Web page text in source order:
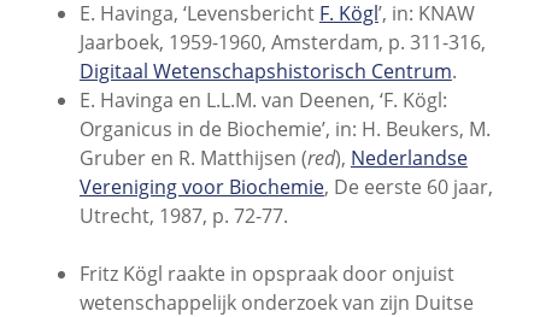
E. Havinga, ‘Levensbericht F. Kögl’, in: KNAW
Jaarboek, 1959-1960, Amsterdam, p. 311-316,
Digitaal Wetenschapshistorisch Centrum.
E. Havinga en L.L.M. van Deenen, ‘F. Kögl:
Organicus in de Biochemie’, in: H. Beukers, M.
Gruber en R. Matthijsen (red), Nederlandse
Vereniging voor Biochemie, De eerste 60 jaar,
Utrecht, 1987, p. 72-77.
Fritz Kögl raakte in opspraak door onjuist
wetenschappelijk onderzoek van zijn Duitse